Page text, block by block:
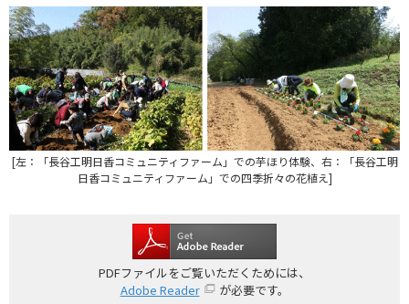
[左：「長谷工明日香コミュニティファーム」での芋ほり体験、右：「長谷工明
日香コミュニティファーム」での四季折々の花植え]
PDFファイルをご覧いただくためには、
Adobe Reader
が必要です。